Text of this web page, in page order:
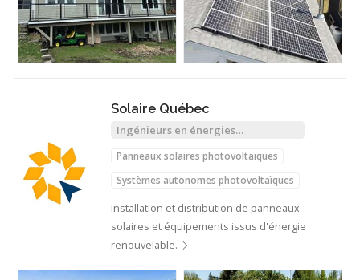
Solaire Québec
Ingénieurs en énergies
Panneaux solaires photovoltaïques
Systèmes autonomes photovoltaïques
Installation et distribution de panneaux
solaires et équipements issus d'énergie
renouvelable.